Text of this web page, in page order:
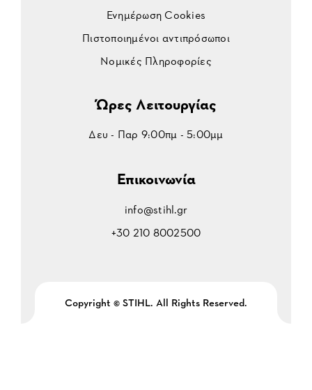
Ενημέρωση Cookies
Πιστοποιημένοι αντιπρόσωποι
Νομικές Πληροφορίες
Ώρες Λειτουργίας
Δευ - Παρ 9:00πμ - 5:00μμ
Επικοινωνία
info@stihl.gr
+30 210 8002500
Copyright © STIHL. All Rights Reserved.